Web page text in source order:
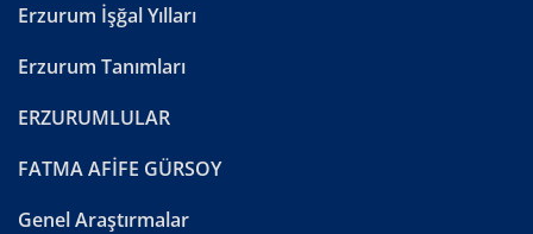
Erzurum İşğal Yılları
Erzurum Tanımları
ERZURUMLULAR
FATMA AFİFE GÜRSOY
Genel Araştırmalar